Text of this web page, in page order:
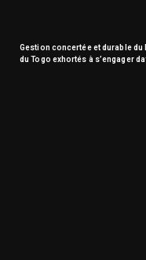
Gestion concertée et durable du
du Togo exhortés à s’engager